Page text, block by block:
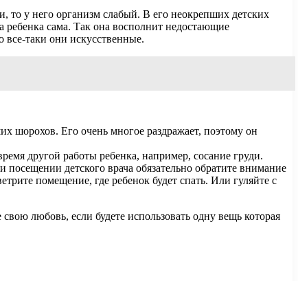
то у него организм слабый. В его неокрепших детских
ребенка сама. Так она восполнит недостающие
таки они искусственные.
шорохов. Его очень многое раздражает, поэтому он
другой работы ребенка, например, сосание груди.
детского врача обязательно обратите внимание
помещение, где ребенок будет спать. Или гуляйте с
любовь, если будете использовать одну вещь которая